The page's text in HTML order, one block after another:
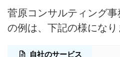
菅原コンサルティング
の例は、下記の様になり
自社のサービス